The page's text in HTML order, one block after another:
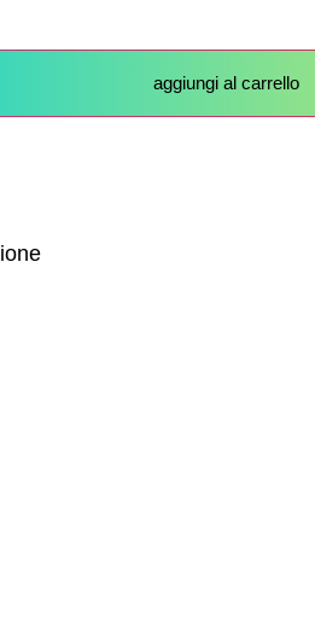
aggiungi al carrello